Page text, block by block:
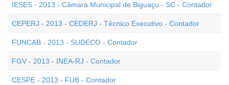
IESES - 2013 - Câmara Municipal de Biguaçu - SC - Contador
CEPERJ - 2013 - CEDERJ - Técnico Executivo - Contador
FUNCAB - 2013 - SUDECO - Contador
FGV - 2013 - INEA-RJ - Contador
CESPE - 2013 - FUB - Contador